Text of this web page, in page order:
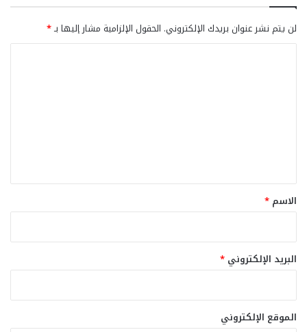
لن يتم نشر عنوان بريدك الإلكتروني. الحقول الإلزامية مشار إليها بـ*
*
الاسم *
البريد الإلكتروني *
الموقع الإلكتروني